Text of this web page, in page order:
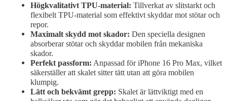
Högkvalitativt TPU-material: Tillverkat av slitstarkt och
flexibelt TPU-material som effektivt skyddar mot stötar och
repor.
Maximalt skydd mot skador: Den speciella designen
absorberar stötar och skyddar mobilen från mekaniska
skador.
Perfekt passform: Anpassad för iPhone 16 Pro Max, vilket
säkerställer att skalet sitter tätt utan att göra mobilen
klumpig.
Lätt och bekvämt grepp: Skalet är lättviktigt med en